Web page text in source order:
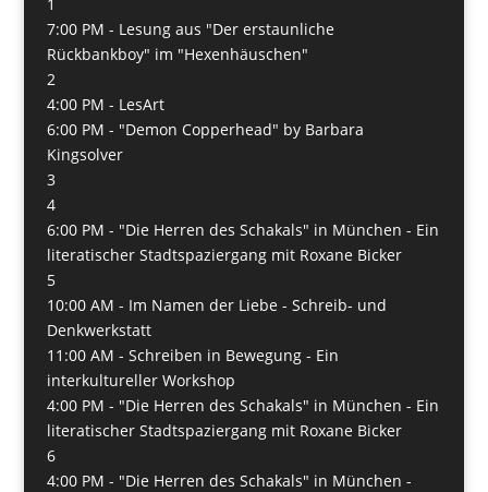
7:00 PM - Lesung aus "Der erstaunliche
Rückbankboy" im "Hexenhäuschen"
2
4:00 PM - LesArt
6:00 PM - "Demon Copperhead" by Barbara
Kingsolver
3
4
6:00 PM - "Die Herren des Schakals" in München - Ein
literatischer Stadtspaziergang mit Roxane Bicker
5
10:00 AM - Im Namen der Liebe - Schreib- und
Denkwerkstatt
11:00 AM - Schreiben in Bewegung - Ein
interkultureller Workshop
4:00 PM - "Die Herren des Schakals" in München - Ein
literatischer Stadtspaziergang mit Roxane Bicker
6
4:00 PM - "Die Herren des Schakals" in München -